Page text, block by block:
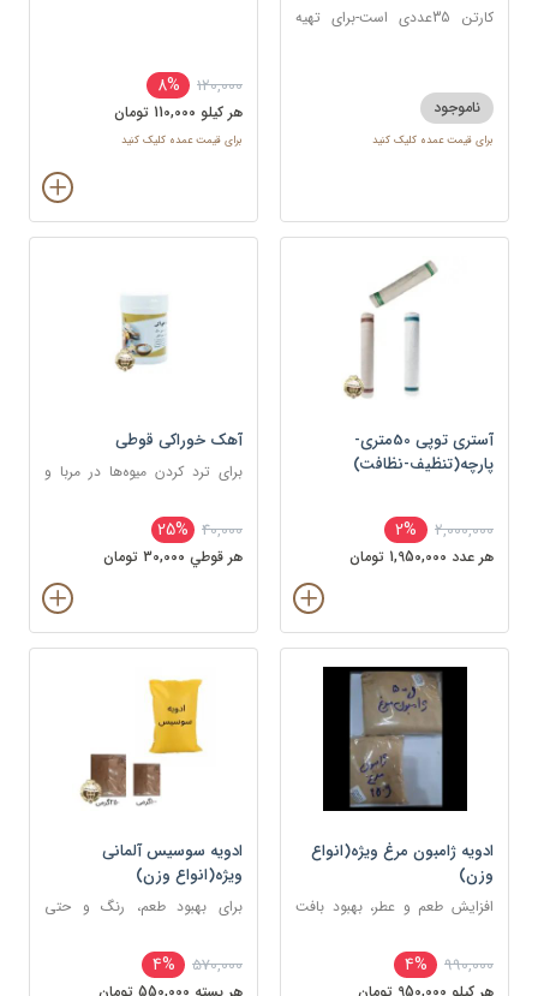
کارتن 35عددی است-برای تهیه
ناموجود
برای قیمت عمده کلیک کنید
120,000
8%
هر کيلو 110,000 تومان
برای قیمت عمده کلیک کنید
آستری توپی 50متری-
پارچه(تنظیف-نظافت)
2,000,000
2%
هر عدد 1,950,000 تومان
آهک خوراکی قوطی
برای ترد کردن میوه‌ها در مربا و
آن‌ها حین پخت
40,000
25%
هر قوطي 30,000 تومان
ادویه ژامبون مرغ ویژه(انواع
وزن)
افزایش طعم و عطر، بهبود بافت
گوشت
990,000
4%
ادویه سوسیس آلمانی
ویژه(انواع وزن)
برای بهبود طعم، رنگ و حتی
570,000
4%